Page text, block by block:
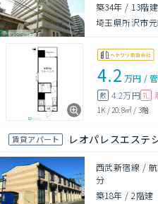
築34年 / 13階建
埼玉県所沢市
4.2 万円 /
敷 4.2万円 礼
1K /20.8㎡ / 3階
賃貸アパート レオパレスエステ
西武新宿線 /
分
築18年 /2階建